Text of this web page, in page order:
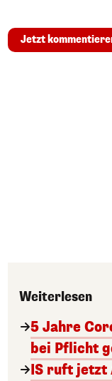
Jetzt
Weiterlesen
5 Jahre
bei Pflicht
IS ruft jetzt